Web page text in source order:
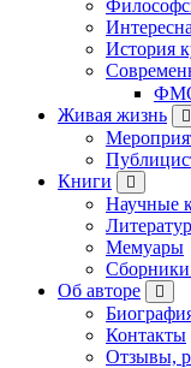
История
Живая жизнь
Книги
Научные
Мемуары
Об авторе
Контакты
Отзывы,